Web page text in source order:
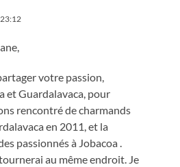
votre passion,
et Guardalavaca, pour
rencontré de charmands
en 2011, et la
passionnés à Jobacoa .
au même endroit. Je